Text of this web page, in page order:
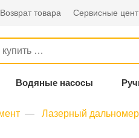
Возврат товара Сервисные
Водяные насосы
Лазерный